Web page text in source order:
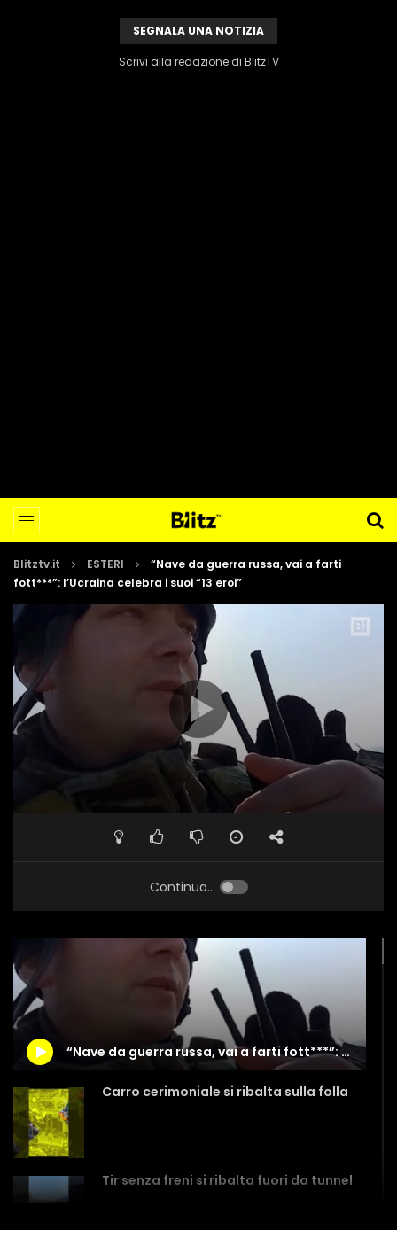
SEGNALA UNA NOTIZIA
Scrivi alla redazione di BlitzTV
Blitztv.it ESTERI
“Nave da guerra russa, vai a farti
fott***”: l’Ucraina celebra i suoi “13 eroi”
Continua...
“Nave da guerra russa, vai a farti fott***”: l’Ucraina celebra i suoi “13 eroi”
Carro cerimoniale si ribalta sulla folla
Tir senza freni si ribalta fuori da tunnel